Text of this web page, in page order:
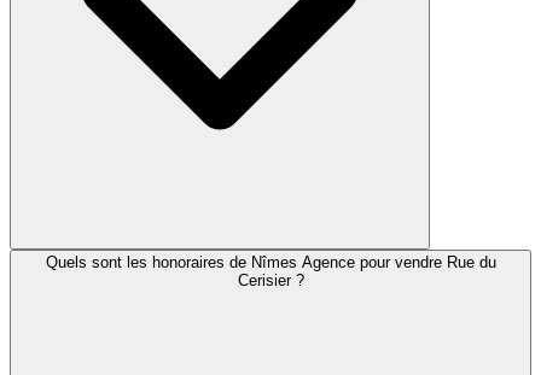
Quels sont les honoraires de Nîmes Agence pour vendre Rue du
Cerisier ?